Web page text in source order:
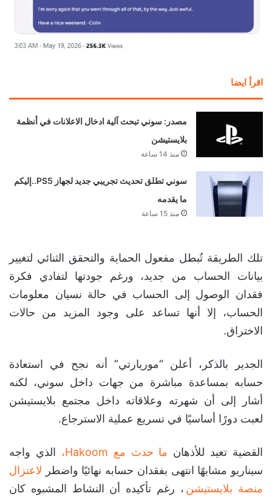
اقرأ ايضا
مصدر: سوني تبحث آلية ادخال الاعلانات في أنظمة
بلايستيشن
منذ 14 ساعة
سوني تطلق تحديث تجريبي جديد لجهاز PS5..إليكم
ما يقدمه
منذ 15 ساعة
تلك الطريقة تُبطل مفعول الحماية والتحقق الثنائي لتغيير
بيانات الحساب من جديد، ورغم جودتها لتفادي فكرة
فقدان الوصول إلى الحساب في حالة نسيان معلومات
الحساب، إلا أنها تساعد على وجود المزيد من حالات
الاختراق.
الجدير بالذكر، أعلن “موريارتي” أنه نجح في استعادة
حسابه بمساعدة مباشرة من جهات داخل سوني، لكنه
أشار إلى أن شهرته وعلاقاته داخل مجتمع بلايستيشن
لعبت دورًا أساسيًا في تسريع عملية الاسترجاع.
القضية تعيد للأذهان ما حدث مع Hakoom،
الذي واجه
سيناريو مشابهًا انتهى بفقدان حسابه نهائيًا واضطر لاعتزال
منصة بلايستيشن ، رغم تأكيده أن النشاط المشبوه كان